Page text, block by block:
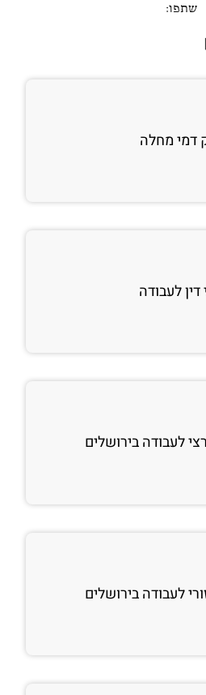
שתפו:
דמי מחלה
דין לעבודה
לעבודה בירושלים
לעבודה בירושלים